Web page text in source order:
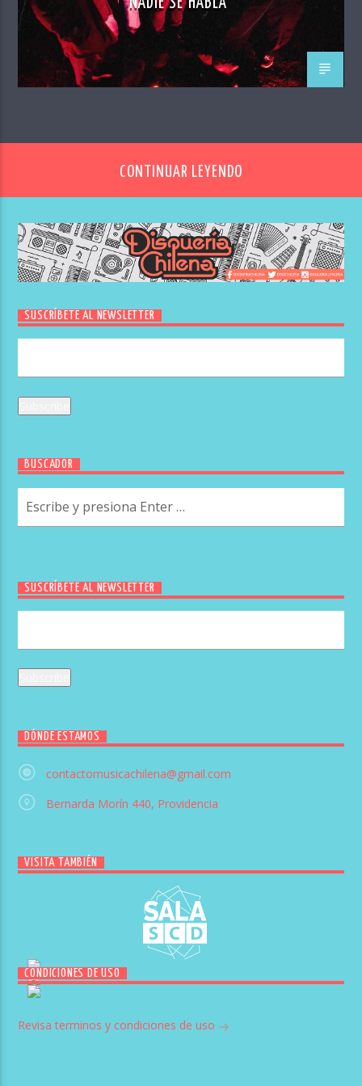
CONTINUAR LEYENDO
SUSCRÍBETE AL NEWSLETTER
BUSCADOR
SUSCRÍBETE AL NEWSLETTER
DÓNDE ESTAMOS
contactomusicachilena@gmail.com
Bernarda Morín 440, Providencia
VISITA TAMBIÉN
CONDICIONES DE USO
Revisa terminos y condiciones de uso